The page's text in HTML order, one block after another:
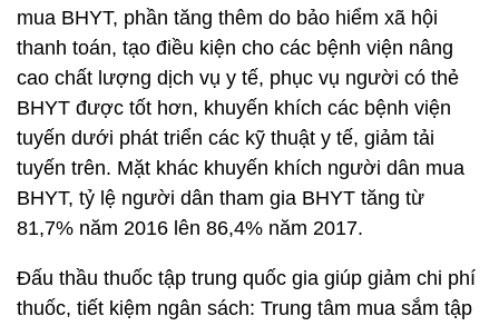
mua BHYT, phần tăng thêm do bảo hiểm xã hội
thanh toán, tạo điều kiện cho các bệnh viện nâng
cao chất lượng dịch vụ y tế, phục vụ người có thẻ
BHYT được tốt hơn, khuyến khích các bệnh viện
tuyến dưới phát triển các kỹ thuật y tế, giảm tải
tuyến trên. Mặt khác khuyến khích người dân mua
BHYT, tỷ lệ người dân tham gia BHYT tăng từ
81,7% năm 2016 lên 86,4% năm 2017.
Đấu thầu thuốc tập trung quốc gia giúp giảm chi phí
thuốc, tiết kiệm ngân sách: Trung tâm mua sắm tập